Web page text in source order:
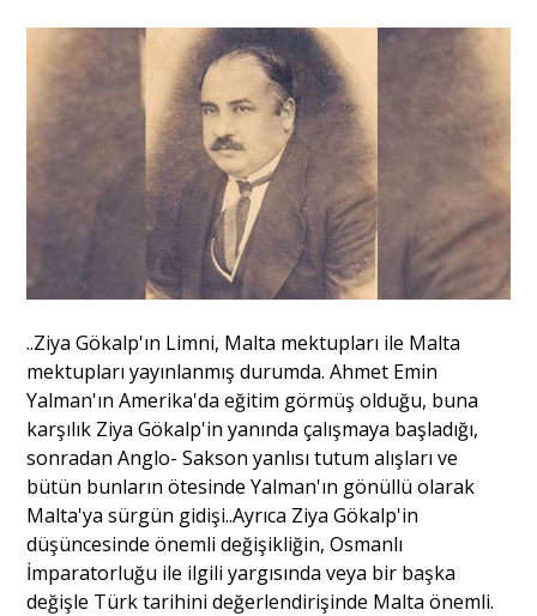
..Ziya Gökalp'ın Limni, Malta mektupları ile Malta
mektupları yayınlanmış durumda. Ahmet Emin
Yalman'ın Amerika'da eğitim görmüş olduğu, buna
karşılık Ziya Gökalp'in yanında çalışmaya başladığı,
sonradan Anglo- Sakson yanlısı tutum alışları ve
bütün bunların ötesinde Yalman'ın gönüllü olarak
Malta'ya sürgün gidişi..Ayrıca Ziya Gökalp'in
düşüncesinde önemli değişikliğin, Osmanlı
İmparatorluğu ile ilgili yargısında veya bir başka
değişle Türk tarihini değerlendirişinde Malta önemli.